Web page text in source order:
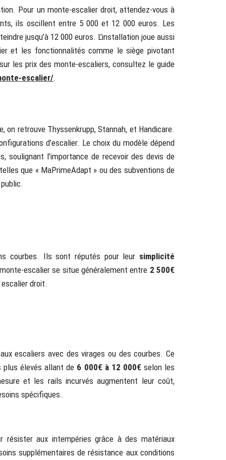
Pour un monte-escalier droit, attendez-vous à
ils oscillent entre 5 000 et 12 000 euros. Les
jusqu’à 12 000 euros. L’installation joue aussi
et les fonctionnalités comme le siège pivotant
les prix des monte-escaliers, consultez le guide
escalier/.
retrouve Thyssenkrupp, Stannah, et Handicare.
d’escalier. Le choix du modèle dépend
soulignant l’importance de recevoir des devis de
que « MaPrimeAdapt » ou des subventions de
courbes. Ils sont réputés pour leur simplicité
escalier se situe généralement entre 2 500€
droit.
escaliers avec des virages ou des courbes. Ce
plus élevés allant de 6 000€ à 12 000€selon les
et les rails incurvés augmentent leur coût,
spécifiques.
aux intempéries grâce à des matériaux
supplémentaires de résistance aux conditions